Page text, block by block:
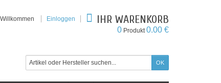
Willkommen Einloggen IHR WARENKORB
0 Produkt0.00 €